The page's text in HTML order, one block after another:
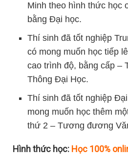
Minh theo hình thức học
bằng Đại học.
Thí sinh đã tốt nghiệp
có mong muốn học tiếp
cao trình độ, bằng cấp –
Thông Đại Học.
Thí sinh đã tốt nghiệp
mong muốn học thêm
thứ 2 – Tương đương
Hình thức học: Học 100%